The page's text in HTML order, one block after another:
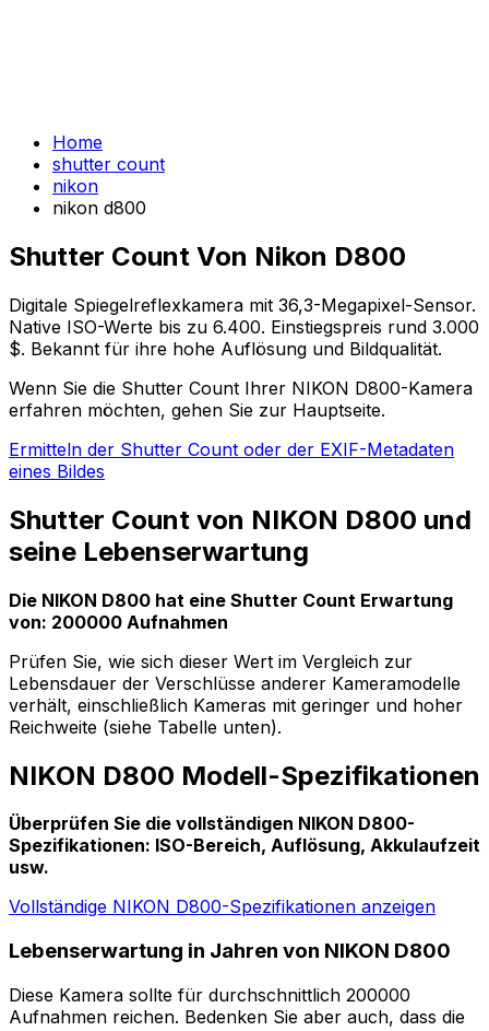
Home
shutter count
nikon
nikon d800
Shutter Count Von Nikon D800
Digitale Spiegelreflexkamera mit 36,3-Megapixel-Sensor.
Native ISO-Werte bis zu 6.400. Einstiegspreis rund 3.000
$. Bekannt für ihre hohe Auflösung und Bildqualität.
Wenn Sie die Shutter Count Ihrer NIKON D800-Kamera
erfahren möchten, gehen Sie zur Hauptseite.
Ermitteln der Shutter Count oder der EXIF-Metadaten
eines Bildes
Shutter Count von NIKON D800 und
seine Lebenserwartung
Die NIKON D800 hat eine Shutter Count Erwartung
von: 200000 Aufnahmen
Prüfen Sie, wie sich dieser Wert im Vergleich zur
Lebensdauer der Verschlüsse anderer Kameramodelle
verhält, einschließlich Kameras mit geringer und hoher
Reichweite (siehe Tabelle unten).
NIKON D800 Modell-Spezifikationen
Überprüfen Sie die vollständigen NIKON D800-
Spezifikationen: ISO-Bereich, Auflösung, Akkulaufzeit
usw.
Vollständige NIKON D800-Spezifikationen anzeigen
Lebenserwartung in Jahren von NIKON D800
Diese Kamera sollte für durchschnittlich 200000
Aufnahmen reichen. Bedenken Sie aber auch, dass die